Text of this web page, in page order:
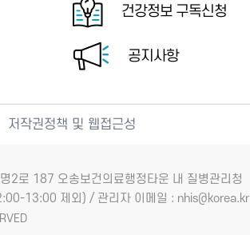
건강정보 구독신청
공지사항
저작권정책 및 웹접근성
2로 187 오송보건의료행정타운 내 질병관리청
13:00 제외) / 관리자 이메일 : nhis@korea.kr